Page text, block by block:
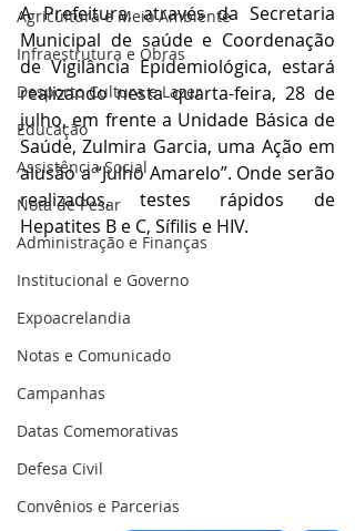
Agricultura e Meio Ambiente
Infraestrutura e Obras
Desporto Cultura e Lazer
Educação
Assistência Social
Nota de Pesar
Administração e Finanças
Institucional e Governo
Expoacrelandia
Notas e Comunicado
Campanhas
Datas Comemorativas
Defesa Civil
Convênios e Parcerias
A Prefeitura, através da Secretaria
Municipal de saúde e Coordenação
de Vigilância Epidemiológica, estará
realizando nesta quarta-feira, 28 de
julho, em frente a Unidade Básica de
Saúde, Zulmira Garcia, uma Ação em
alusão a “Julho Amarelo”. Onde serão
realizados, testes rápidos de
Hepatites B e C, Sífilis e HIV.